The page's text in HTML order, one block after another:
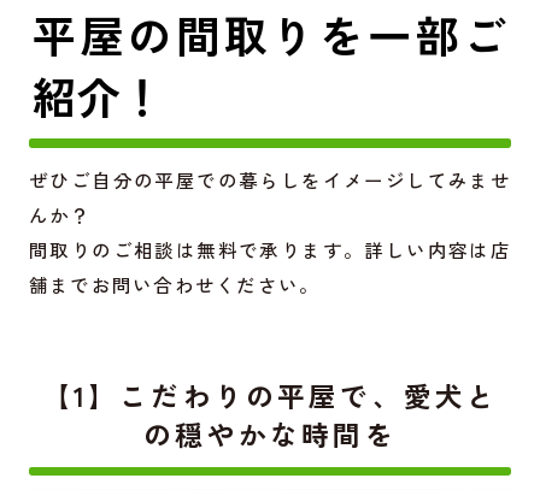
平屋の間取りを一部ご
紹介！
ぜひご自分の平屋での暮らしをイメージしてみませ
んか？
間取りのご相談は無料で承ります。詳しい内容は店
舗までお問い合わせください。
【1】こだわりの平屋で、愛犬と
の穏やかな時間を